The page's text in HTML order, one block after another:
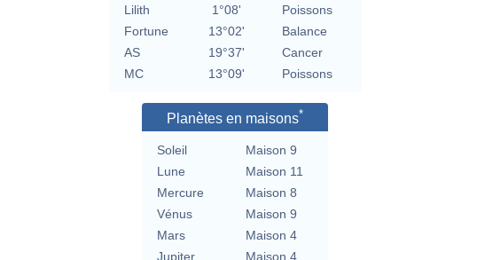
Lilith
1°08'
Poissons
Fortune
13°02'
Balance
AS
19°37'
Cancer
MC
13°09' Poissons
Planètes en maisons*
Soleil
Maison 9
Lune
Maison 11
Mercure
Maison 8
Vénus
Maison 9
Mars
Maison 4
Jupiter
Maison 4